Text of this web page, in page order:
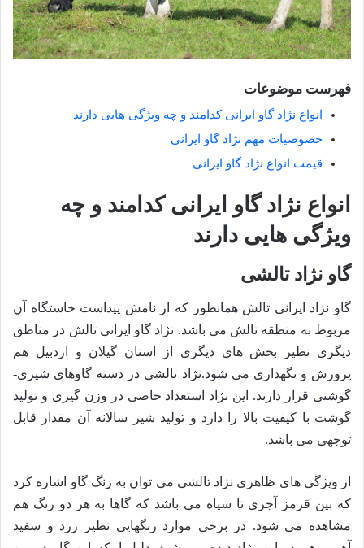
فهرست موضوعات
انواع نژاد گاو ایرانی کدامند و چه ویژگی هایی دارند
خصوصیات مهم نژاد گاو ایرانی
قیمت انواع نژاد گاو ایرانی
انواع نژاد گاو ایرانی کدامند و چه
ویژگی هایی دارند
گاو نژاد تالشی
گاو نژاد ایرانی تالش همانطور که از نامش پیداست خاستگاه آن
مربوط به منطقه تالش می باشد. نژاد گاو ایرانی تالش در مناطق
دیگری نظیر بخش های دیگری از استان گیلان و اردبیل هم
پرورش و نگهداری می شود.نژاد تالشی در دسته گاوهای شیری-
گوشتی قرار دارند. این نژاد استعداد خاصی در وزن گیری و تولید
گوشت با کیفیت بالا را دارد و تولید شیر سالانه آن مقدار قابل
توجهی می باشد.
از ویژگی های ظاهری نژاد تالشی می توان به رنگ گاو اشاره کرد
که بین قرمز آجری تا سیاه می باشد که گاها به هر دو رنگ هم
مشاهده می شود‌. در برخی موارد رنگهایی نظیر زرد و سفید